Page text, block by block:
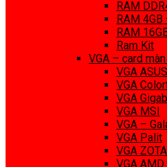
RAM
RAM 4GB
RAM
Ram Kit
VGA – card
VGA ASUS
VGA
VGA
VGA MSI
VGA –
VGA Palit
VGA
VGA